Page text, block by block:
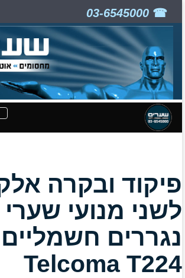
פיקוד ובקרה
לשני מנועי שערי
נגררים
Telcoma T224